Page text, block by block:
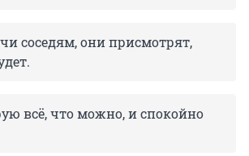
соседям, они присмотрят,
всё, что можно, и спокойно